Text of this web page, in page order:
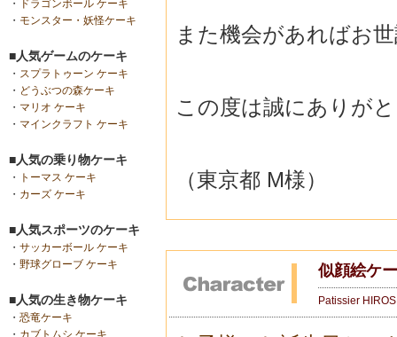
・
ドラゴンボール ケーキ
・ モンスター・妖怪ケーキ
■人気ゲームのケーキ
・ スプラトゥーン ケーキ
・ どうぶつの森ケーキ
・ マリオ ケーキ
・ マインクラフト ケーキ
■人気の乗り物ケーキ
・
トーマス ケーキ
・ カーズ ケーキ
■人気スポーツのケーキ
・ サッカーボール ケーキ
・ 野球グローブ ケーキ
■人気の生き物ケーキ
・ 恐竜ケーキ
・ カブトムシ ケーキ
また機会があればお
この度は誠にありが
（東京都 M様）
似顔絵ケ
Patissier